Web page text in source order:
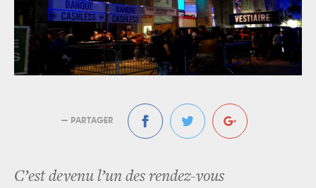
— PARTAGER
C’est devenu l’un des rendez-vous